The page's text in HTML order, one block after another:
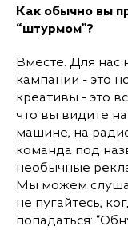
Как обычно вы
“штурмом”?
Вместе. Для нас
кампании - это
креативы - это
что вы видите
машине, на
команда под
необычные
Мы можем
не пугайтесь,
попадаться: